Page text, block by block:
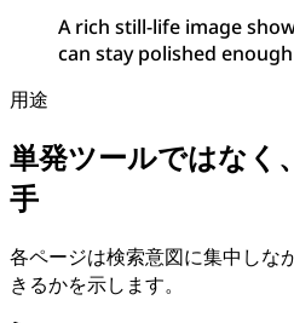
A rich still-life image
can stay polished
用途
単発ツールではなく
手
各ページは検索意図に集中しな
きるかを示します。